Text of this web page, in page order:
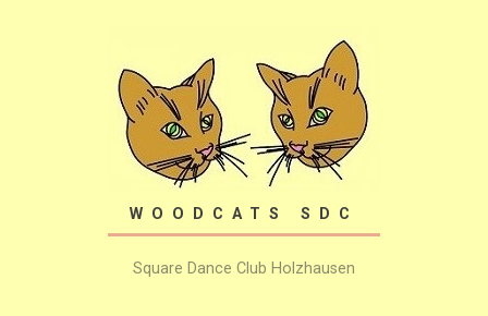
WOODCATS SDC
Square Dance Club Holzhausen